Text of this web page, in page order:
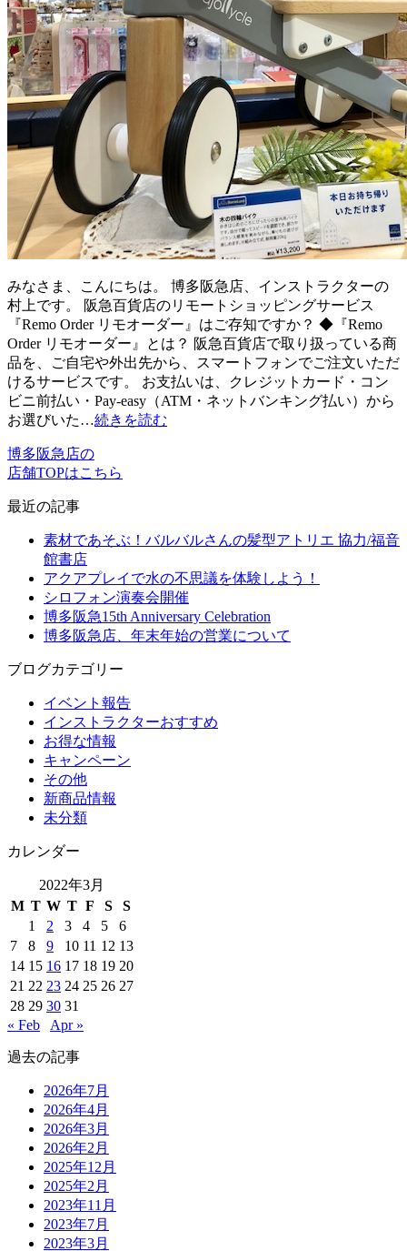
みなさま、こんにちは。 博多阪急店、インストラクターの
村上です。 阪急百貨店のリモートショッピングサービス
『Remo Order リモオーダー』はご存知ですか？ ◆『Remo
Order リモオーダー』とは？ 阪急百貨店で取り扱っている商
品を、ご自宅や外出先から、スマートフォンでご注文いただ
けるサービスです。 お支払いは、クレジットカード・コン
ビニ前払い・Pay-easy（ATM・ネットバンキング払い）から
お選びいた…続きを読む
博多阪急店の
店舗TOPはこちら
最近の記事
素材であそぶ！バルバルさんの髪型アトリエ 協力/福音
館書店
アクアプレイで水の不思議を体験しよう！
シロフォン演奏会開催
博多阪急15th Anniversary Celebration
博多阪急店、年末年始の営業について
ブログカテゴリー
イベント報告
インストラクターおすすめ
お得な情報
キャンペーン
その他
新商品情報
未分類
カレンダー
2022年3月
M T W T F S
S
1
2 3 4 5
6
7
8 9 10 11 12 13
14 15 16 17 18 19 20
21 22 23 24 25 26 27
28 29 30 31
« Feb
Apr »
過去の記事
2026年7月
2026年4月
2026年3月
2026年2月
2025年12月
2025年2月
2023年11月
2023年7月
2023年3月